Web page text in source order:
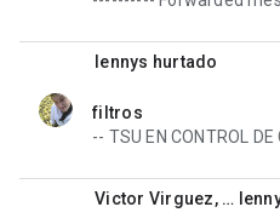
lennys hurtado
filtros
-- TSU EN CONTROL
unread,
Victor Virguez, …